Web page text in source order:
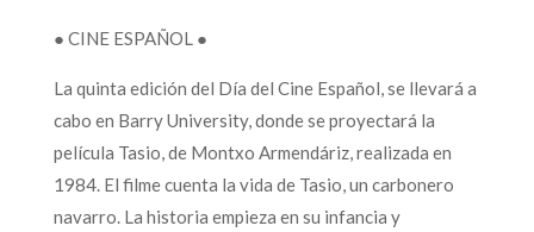
● CINE ESPAÑOL ●
La quinta edición del Día del Cine Español, se llevará a
cabo en Barry University, donde se proyectará la
película Tasio, de Montxo Armendáriz, realizada en
1984. El filme cuenta la vida de Tasio, un carbonero
navarro. La historia empieza en su infancia y